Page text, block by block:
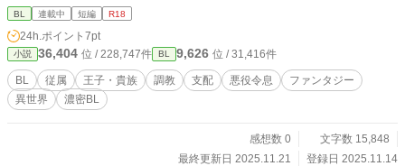
され、心も体も支配されるルシアンの姿が、鮮明に脳裏に甦る。 「……そう
だ、嫌われればいい」 ならば、逆に行動してみせる。王子に徹底的に嫌われ、
関心を失わせ、破滅の運命から逃げ切る――。 まだ始まったばかりの学園生
活。 俺の策略と転生知識を駆使して、前世の悲劇を回避できるか――？ R-18作
品となります。 性描写におわせが☆ 濃厚めの描写には★ がつけられていま
す。
BL 連載中 短編 R18
24h.ポイント 7pt
小説 36,404 位 / 228,747件 BL 9,626 位 / 31,416件
BL 従属 王子・貴族 調教 支配 悪役令息
ファンタジー
異世界
濃密BL
感想数 0
文字数 15,848
最終更新日 2025.11.21
登録日 2025.11.14